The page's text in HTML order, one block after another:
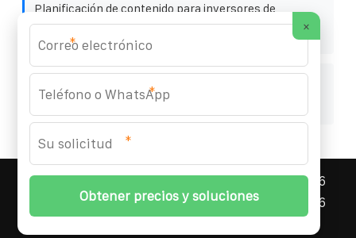
Planificación de contenido para inversores de
gabinetes de comunicaciones alimentados por
energía solar
Clasificación de fuentes de alimentación híbridas de
baterías para estaciones base de comunicaciones en
ASNEF ENERGY STORAGE CONTAINER
2026
Todos los derechos reservados. | Teléfono:
+34 96
×
*
*
*